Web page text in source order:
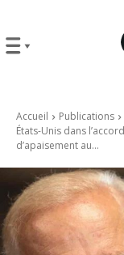
Accueil Publications
États-Unis dans
d’apaisement au...